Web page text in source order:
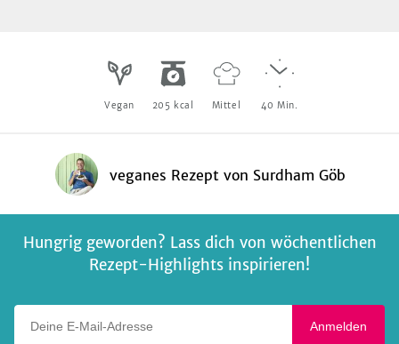
Vegan 205 kcal Mittel 40 Min.
veganes Rezeptvon Surdham Göb
Hungrig geworden? Lass dich von wöchentlichen
Rezept-Highlights inspirieren!
Anmelden